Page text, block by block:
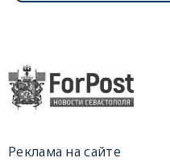
Реклама на сайте